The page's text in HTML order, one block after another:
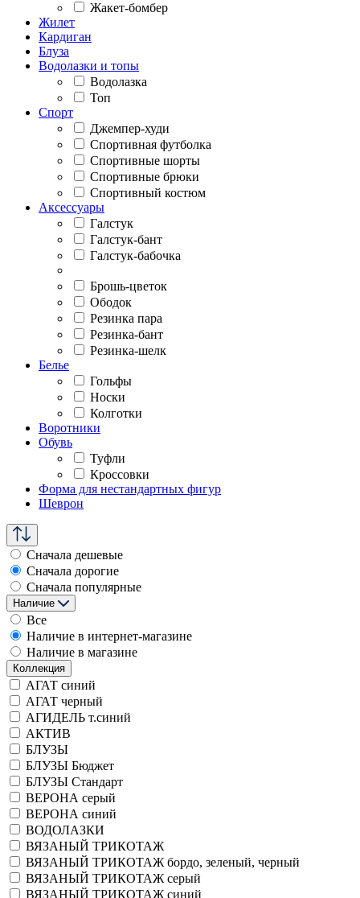
Жакет-бомбер
Жилет
Кардиган
Блуза
Водолазки и топы
Водолазка
Топ
Спорт
Джемпер-худи
Спортивная футболка
Спортивные шорты
Спортивные брюки
Спортивный костюм
Аксессуары
Галстук
Галстук-бант
Галстук-бабочка
Брошь-цветок
Ободок
Резинка пара
Резинка-бант
Резинка-шелк
Белье
Гольфы
Носки
Колготки
Воротники
Обувь
Туфли
Кроссовки
Форма для нестандартных фигур
Шеврон
Сначала дешевые
Сначала дорогие
Сначала популярные
Наличие
Все
Наличие в интернет-магазине
Наличие в магазине
Коллекция
АГАТ синий
АГАТ черный
АГИДЕЛЬ т.синий
АКТИВ
БЛУЗЫ
БЛУЗЫ Бюджет
БЛУЗЫ Стандарт
ВЕРОНА серый
ВЕРОНА синий
ВОДОЛАЗКИ
ВЯЗАНЫЙ ТРИКОТАЖ
ВЯЗАНЫЙ ТРИКОТАЖ бордо, зеленый, черный
ВЯЗАНЫЙ ТРИКОТАЖ серый
ВЯЗАНЫЙ ТРИКОТАЖ синий